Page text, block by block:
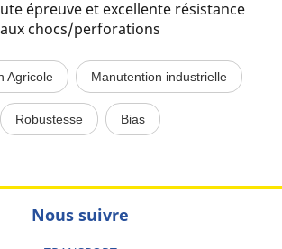
épreuve et excellente résistance
aux chocs/perforations
Agricole Manutention industrielle
Robustesse Bias
Nous suivre